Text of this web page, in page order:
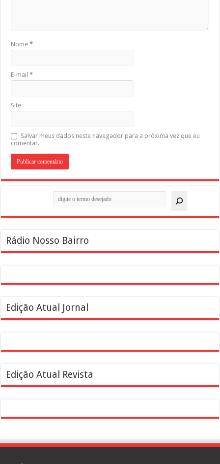
Nome*
E-mail*
Site
Salvar meus dados neste navegador para a próxima vez que eu
comentar.
Rádio Nosso Bairro
Edição Atual Jornal
Edição Atual Revista